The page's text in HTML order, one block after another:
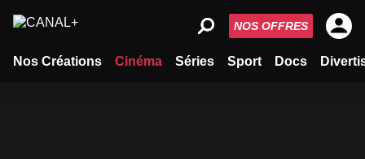
Nos Créations Cinéma Séries Sport Docs
NOS OFFRES